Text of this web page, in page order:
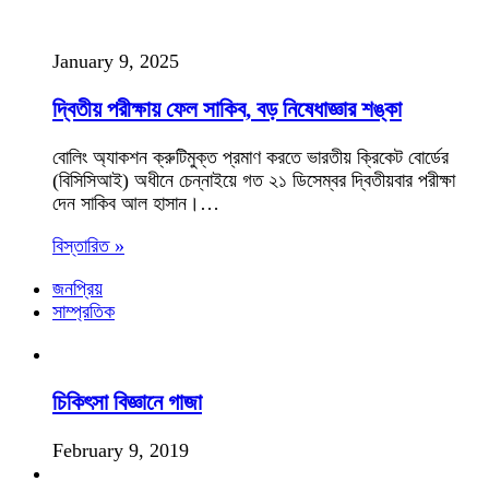
January 9, 2025
দ্বিতীয় পরীক্ষায় ফেল সাকিব, বড় নিষেধাজ্ঞার শঙ্কা
বোলিং অ্যাকশন ক্রুটিমুক্ত প্রমাণ করতে ভারতীয় ক্রিকেট বোর্ডের
(বিসিসিআই) অধীনে চেন্নাইয়ে গত ২১ ডিসেম্বর দ্বিতীয়বার পরীক্ষা
দেন সাকিব আল হাসান।…
বিস্তারিত »
জনপ্রিয়
সাম্প্রতিক
চিকিৎসা বিজ্ঞানে গাজা
February 9, 2019